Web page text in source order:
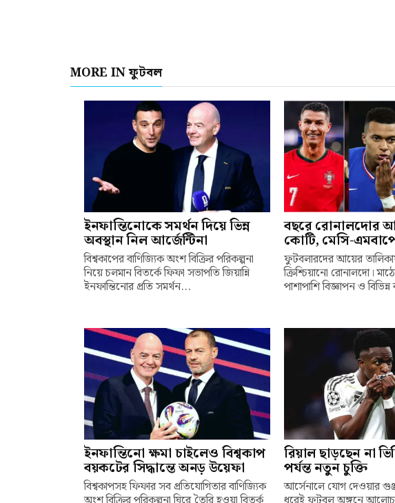
MORE IN ফুটবল
ইনফান্তিনোকে সমর্থন দিয়ে ভিন্ন
অবস্থান নিল আর্জেন্টিনা
বিশ্বকাপের বাণিজ্যিক অংশ বিক্রির পরিকল্পনা
নিয়ে চলমান বিতর্কে ফিফা সভাপতি জিয়ান্নি
ইনফান্তিনোর প্রতি সমর্থন...
বছরে রোনালদোর
কোটি, মেসি-
ফুটবলারদের আয়ের
ক্রিশ্চিয়ানো রোনালদো।
পাশাপাশি বিজ্ঞাপন ও
ইনফান্তিনো ক্ষমা চাইলেও বিশ্বকাপ
বয়কটের সিদ্ধান্তে অনড় উয়েফা
বিশ্বকাপসহ ফিফার সব প্রতিযোগিতার বাণিজ্যিক
রিয়াল ছাড়ছেন না
পর্যন্ত নতুন চুক্তি
আর্সেনালে যোগ দেওয়ার